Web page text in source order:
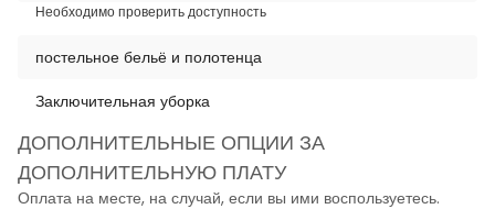
Необходимо проверить доступность
постельное бельё и полотенца
Заключительная уборка
ДОПОЛНИТЕЛЬНЫЕ ОПЦИИ ЗА
ДОПОЛНИТЕЛЬНУЮ ПЛАТУ
Оплата на месте, на случай, если вы ими воспользуетесь.